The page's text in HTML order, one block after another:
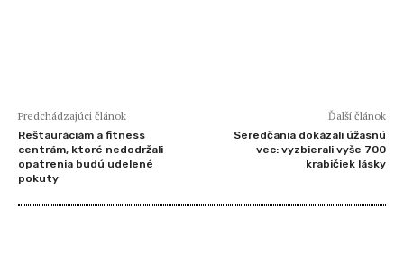
Predchádzajúci článok
Reštauráciám a fitness
centrám, ktoré nedodržali
opatrenia budú udelené
pokuty
Ďalší článok
Seredčania dokázali úžasnú
vec: vyzbierali vyše 700
krabičiek lásky